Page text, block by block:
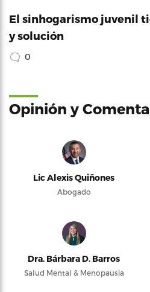
El sinhogarismo juvenil
y solución
0
Opinión y
Lic Alexis Quiñones
Abogado
Dra. Bárbara D. Barros
Salud Mental & Menopausia